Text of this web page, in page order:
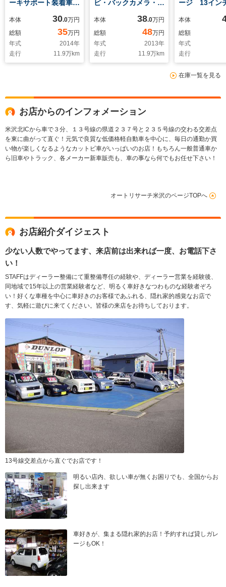
ーキサポート装着車
ト Bluetooth・バッ
クカメラ付き社外ナ
ビ シートヒーター!
本体 30.0万円
総額
35万円
年式
2014年
走行
11.9万km
ビ・バックカメラ・
ンスターター・ドラレ
コ付き
本体 38.0万円
総額
48万円
年式
2013年
走行
11.9万km
ージ 13イン
リヤマフラー
リ ピボット
ーター
本体
総額
年式
走行
在庫一覧を見る
お店からのインフォメーション
米沢北ICから車で３分、１３号線の県道２３７号と２３５号線の交わる交差点
を東に曲がって直ぐ！元気で良質な低価格軽自動車を中心に、毎日の通勤か買
い物が楽しくなるようなカットビ車がいっぱいのお店！もちろん一般普通車か
ら旧車やトラック、各メーカー新車販売も、車の事なら何でもお任せ下さい！
オートリサーチ米沢のページTOPへ
お店紹介ダイジェスト
少ない人数でやってます、来店前は出来れば一度、お電話下さ
い！
STAFFはディーラー整備にて重整備専任の経験や、ディーラー営業を経験後、
同地域で15年以上の営業経験者など、明るく車好きなつわものな経験者ぞろ
い！好くな車種を中心に車好きのお客様であふれる、隠れ家的感覚なお店で
す、気軽に遊びに来てください。皆様の来店をお待ちしております。
13号線交差点から直ぐでお店です！
明るい店内、欲しい車が無くお困りでも、全国からお
探し出来ます
車好きが、集まる隠れ家的お店！予約すれば貸しガレ
ージもOK！